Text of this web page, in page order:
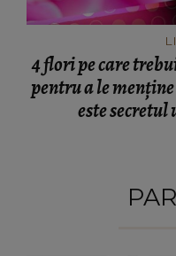
4 flori pe care
pentru a le
este